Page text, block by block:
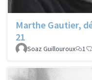
Marthe Gautier,
21
Soaz Guillouroux 1